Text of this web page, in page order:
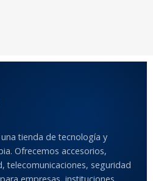
tienda de tecnología y
Ofrecemos accesorios,
telecomunicaciones, seguridad
empresas, instituciones,